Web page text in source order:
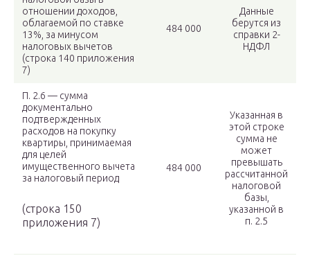
отношении доходов,
облагаемой по ставке
13%, за минусом
налоговых вычетов
(строка 140 приложения
7)
484 000
Данные
берутся из
справки 2-
НДФЛ
П. 2.6 — сумма
документально
подтвержденных
расходов на покупку
квартиры, принимаемая
для целей
имущественного вычета
за налоговый период
(строка 150
приложения 7)
484 000
Указанная в
этой строке
сумма не
может
превышать
рассчитанной
налоговой
базы,
указанной в
п. 2.5